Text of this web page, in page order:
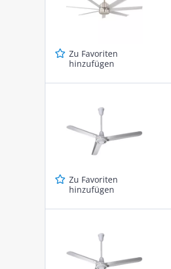
Zu Favoriten
hinzufügen
Zu Favoriten
hinzufügen